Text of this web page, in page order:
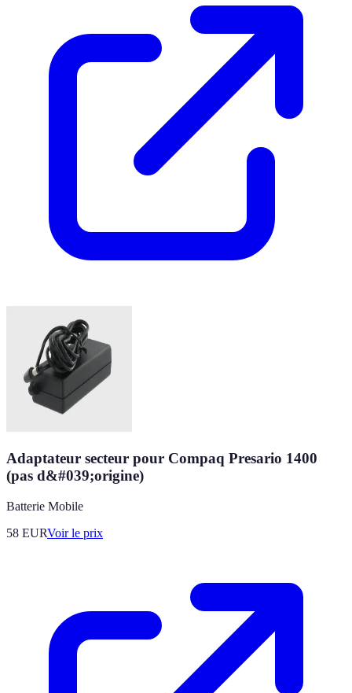
Adaptateur secteur pour Compaq Presario 1400
(pas d&#039;origine)
Batterie Mobile
58 EURVoir le prix